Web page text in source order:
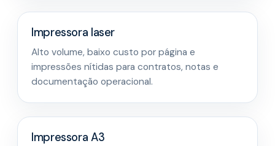
Impressora laser
Alto volume, baixo custo por página e
impressões nítidas para contratos, notas e
documentação operacional.
Impressora A3